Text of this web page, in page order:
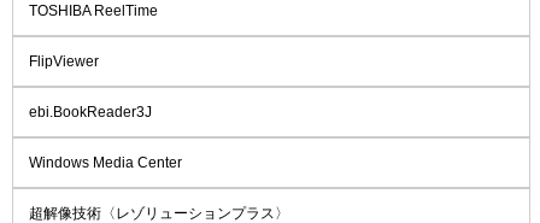
TOSHIBA ReelTime
FlipViewer
ebi.BookReader3J
Windows Media Center
超解像技術〈レゾリューションプラス〉